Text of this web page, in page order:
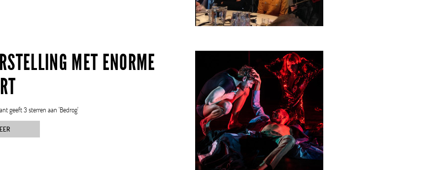
MET ENORME
geeft 3 sterren aan 'Bedrog'